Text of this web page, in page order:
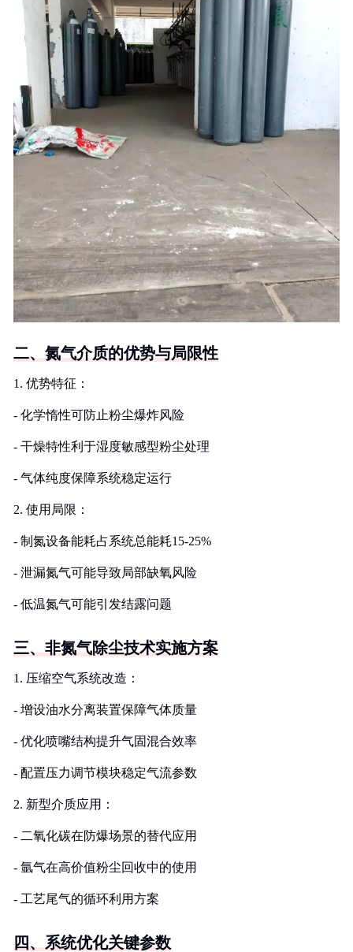
二、氮气介质的优势与局限性
1. 优势特征：
- 化学惰性可防止粉尘爆炸风险
- 干燥特性利于湿度敏感型粉尘处理
- 气体纯度保障系统稳定运行
2. 使用局限：
- 制氮设备能耗占系统总能耗15-25%
- 泄漏氮气可能导致局部缺氧风险
- 低温氮气可能引发结露问题
三、非氮气除尘技术实施方案
1. 压缩空气系统改造：
- 增设油水分离装置保障气体质量
- 优化喷嘴结构提升气固混合效率
- 配置压力调节模块稳定气流参数
2. 新型介质应用：
- 二氧化碳在防爆场景的替代应用
- 氩气在高价值粉尘回收中的使用
- 工艺尾气的循环利用方案
四、系统优化关键参数